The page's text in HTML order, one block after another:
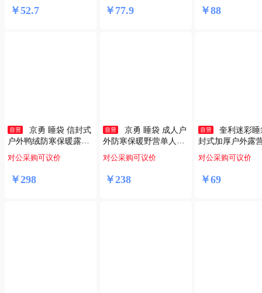
￥52.7 ￥ 77.9 ￥88
￥298
京勇 睡袋 信封式
户外鸭绒防寒保暖露营
成人睡袋 荒漠星空2000
克
对公采购可议价
￥238
京勇 睡袋 成人户
外防寒保暖野营单人信
封式羽绒睡袋 军绿色 1
000克
对公采购可议价
￥69
奎利迷彩
封式加厚户外露
保暖棉睡袋 星丛
对公采购可议价